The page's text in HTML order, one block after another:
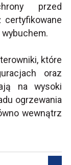
przed
certyfikowane
które
oraz
na wysoki
ogrzewania
wewnątrz